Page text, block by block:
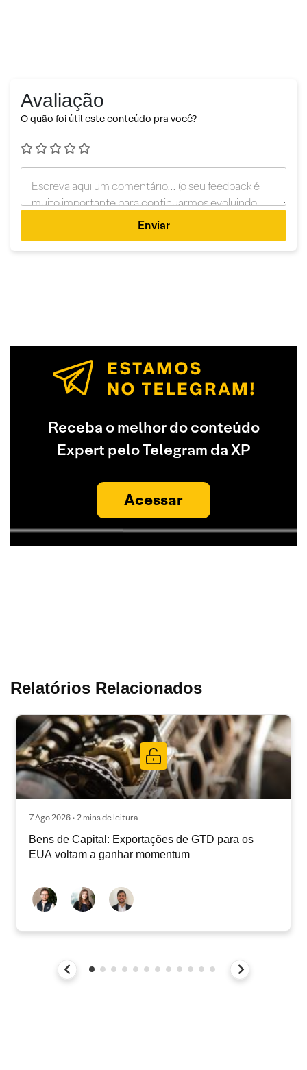
Avaliação
O quão foi útil este conteúdo pra você?
Enviar
Receba o melhor do conteúdo
Expert pelo Telegram da XP
Acessar
Relatórios Relacionados
7 Ago 2026 • 2 mins de leitura
Bens de Capital: Exportações de GTD para os
EUA voltam a ganhar momentum